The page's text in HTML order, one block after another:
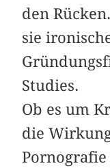
den
sie
Studies.
Ob es um
die